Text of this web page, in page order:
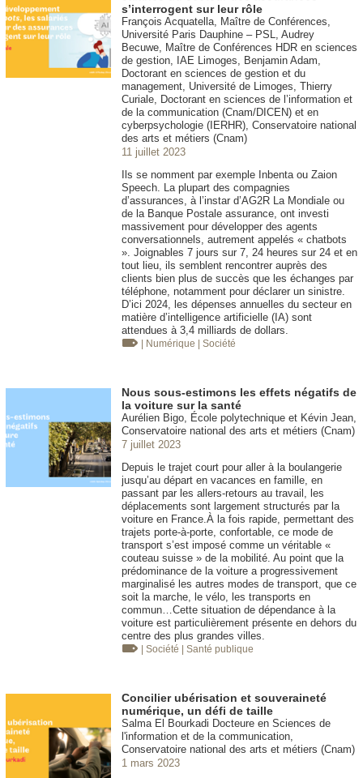
s’interrogent sur leur rôle
François Acquatella, Maître de Conférences,
Université Paris Dauphine – PSL, Audrey
Becuwe, Maître de Conférences HDR en sciences
de gestion, IAE Limoges, Benjamin Adam,
Doctorant en sciences de gestion et du
management, Université de Limoges, Thierry
Curiale, Doctorant en sciences de l’information et
de la communication (Cnam/DICEN) et en
cyberpsychologie (IERHR), Conservatoire national
des arts et métiers (Cnam)
11 juillet 2023
Ils se nomment par exemple Inbenta ou Zaion
Speech. La plupart des compagnies
d’assurances, à l’instar d’AG2R La Mondiale ou
de la Banque Postale assurance, ont investi
massivement pour développer des agents
conversationnels, autrement appelés « chatbots
». Joignables 7 jours sur 7, 24 heures sur 24 et en
tout lieu, ils semblent rencontrer auprès des
clients bien plus de succès que les échanges par
téléphone, notamment pour déclarer un sinistre.
D’ici 2024, les dépenses annuelles du secteur en
matière d’intelligence artificielle (IA) sont
attendues à 3,4 milliards de dollars.
| Numérique | Société
Nous sous-estimons les effets négatifs de
la voiture sur la santé
Aurélien Bigo, École polytechnique et Kévin Jean,
Conservatoire national des arts et métiers (Cnam)
7 juillet 2023
Depuis le trajet court pour aller à la boulangerie
jusqu’au départ en vacances en famille, en
passant par les allers-retours au travail, les
déplacements sont largement structurés par la
voiture en France.À la fois rapide, permettant des
trajets porte-à-porte, confortable, ce mode de
transport s’est imposé comme un véritable «
couteau suisse » de la mobilité. Au point que la
prédominance de la voiture a progressivement
marginalisé les autres modes de transport, que ce
soit la marche, le vélo, les transports en
commun…Cette situation de dépendance à la
voiture est particulièrement présente en dehors du
centre des plus grandes villes.
| Société | Santé publique
Concilier ubérisation et souveraineté
numérique, un défi de taille
Salma El Bourkadi Docteure en Sciences de
l'information et de la communication,
Conservatoire national des arts et métiers (Cnam)
1 mars 2023